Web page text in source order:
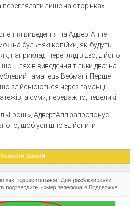
переглядати лише на сторінках
виведення на АдвертАппе
будь–які копійки, які будуть
як, наприклад, перегляд відео, дійсно
шляхів виведення тільки два: на
гаманець Вебмані. Перше
здійснюються через гаманці,
а суми, переважно, невеликі.
«Гроші», АдвертАпп запропонує
щоб успішно здійснити